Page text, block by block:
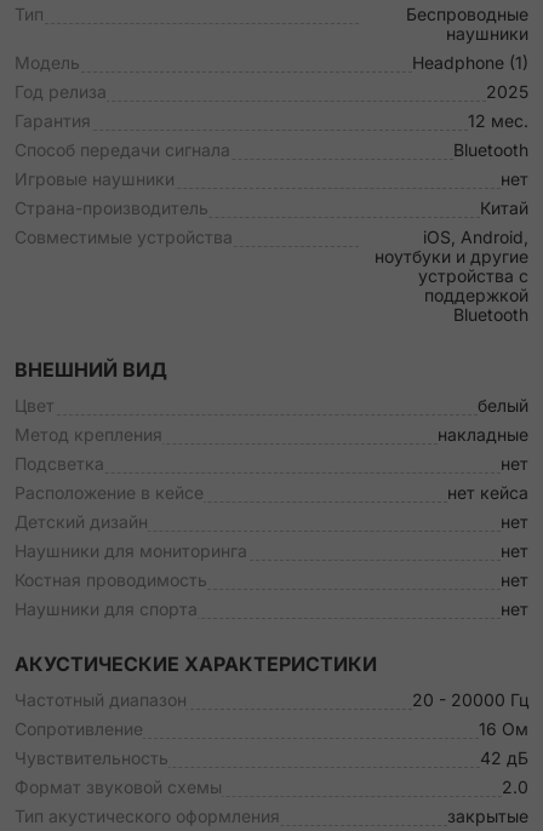
Тип
Беспроводные
наушники
Модель
Headphone (1)
Год релиза
2025
Гарантия
12 мес.
Способ передачи сигнала
Bluetooth
Игровые наушники
нет
Страна-производитель
Китай
Совместимые устройства
iOS, Android,
ноутбуки и другие
устройства с
поддержкой
Bluetooth
ВНЕШНИЙ ВИД
Цвет
белый
Метод крепления
накладные
Подсветка
нет
Расположение в кейсе
нет кейса
Детский дизайн
нет
Наушники для мониторинга
нет
Костная проводимость
нет
Наушники для спорта
нет
АКУСТИЧЕСКИЕ ХАРАКТЕРИСТИКИ
Частотный диапазон
20 - 20000 Гц
Сопротивление
16 Ом
Чувствительность
42 дБ
Формат звуковой схемы
2.0
Тип акустического оформления
закрытые